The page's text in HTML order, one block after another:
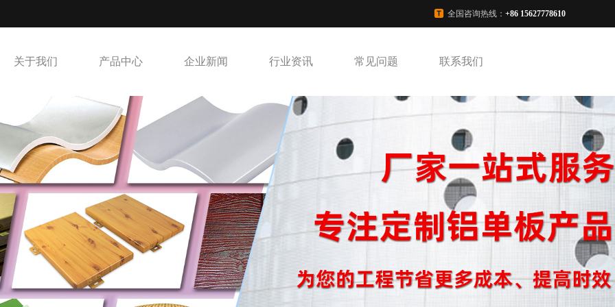
全国咨询热线： +86 15627778610
关于我们 产品中心 企业新闻 行业资讯 常见问题 联系我们